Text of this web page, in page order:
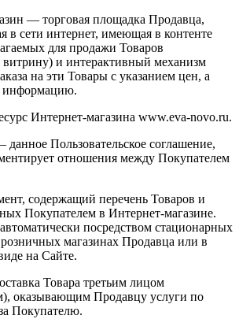
— торговая площадка Продавца,
в сети интернет, имеющая в контенте
для продажи Товаров
и интерактивный механизм
на эти Товары с указанием цен, а
информацию.
Интернет-магазина www.eva-novo.ru.
Пользовательское соглашение,
отношения между Покупателем
содержащий перечень Товаров и
Покупателем в Интернет-магазине.
посредством стационарных
магазинах Продавца или в
на Сайте.
Товара третьим лицом
оказывающим Продавцу услуги по
Покупателю.